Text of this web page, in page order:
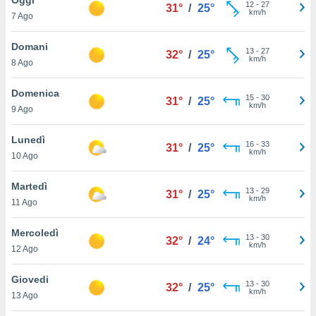
è
al sito
di
ci
di
il
un
la
nella
7 Ago
31° / 25° 12- 27
km/h
Domani
8 Ago
32° / 25° 13- 27
km/h
Domenica
9 Ago
31° / 25° 15- 30
km/h
Lunedì
10 Ago
31° / 25° 16- 33
km/h
Martedì
11 Ago
31° / 25° 13- 29
km/h
Mercoledì
12 Ago
32° / 24° 13- 30
km/h
Giovedi
13 Ago
32° / 25° 13- 30
km/h